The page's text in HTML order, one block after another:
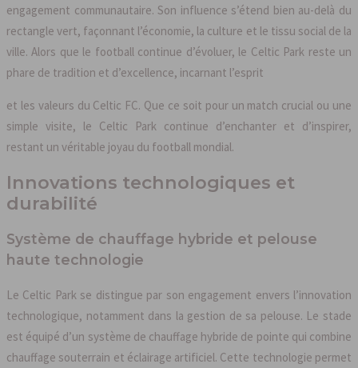
engagement communautaire. Son influence s’étend bien au-delà du
rectangle vert, façonnant l’économie, la culture et le tissu social de la
ville. Alors que le football continue d’évoluer, le Celtic Park reste un
phare de tradition et d’excellence, incarnant l’esprit
et les valeurs du Celtic FC. Que ce soit pour un match crucial ou une
simple visite, le Celtic Park continue d’enchanter et d’inspirer,
restant un véritable joyau du football mondial.
Innovations technologiques et
durabilité
Système de chauffage hybride et pelouse
haute technologie
Le Celtic Park se distingue par son engagement envers l’innovation
technologique, notamment dans la gestion de sa pelouse. Le stade
est équipé d’un système de chauffage hybride de pointe qui combine
chauffage souterrain et éclairage artificiel. Cette technologie permet